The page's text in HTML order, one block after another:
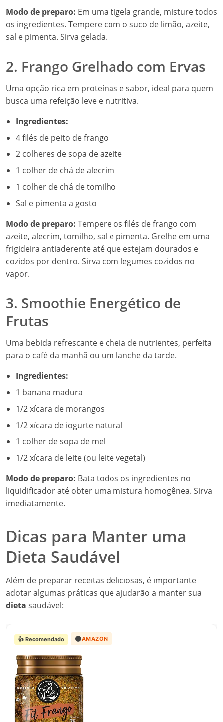
Modo de preparo: Em uma tigela grande, misture todos
os ingredientes. Tempere com o suco de limão, azeite,
sal e pimenta. Sirva gelada.
2. Frango Grelhado com Ervas
Uma opção rica em proteínas e sabor, ideal para quem
busca uma refeição leve e nutritiva.
Ingredientes:
4 filés de peito de frango
2 colheres de sopa de azeite
1 colher de chá de alecrim
1 colher de chá de tomilho
Sal e pimenta a gosto
Modo de preparo: Tempere os filés de frango com
azeite, alecrim, tomilho, sal e pimenta. Grelhe em uma
frigideira antiaderente até que estejam dourados e
cozidos por dentro. Sirva com legumes cozidos no
vapor.
3. Smoothie Energético de
Frutas
Uma bebida refrescante e cheia de nutrientes, perfeita
para o café da manhã ou um lanche da tarde.
Ingredientes:
1 banana madura
1/2 xícara de morangos
1/2 xícara de iogurte natural
1 colher de sopa de mel
1/2 xícara de leite (ou leite vegetal)
Modo de preparo: Bata todos os ingredientes no
liquidificador até obter uma mistura homogênea. Sirva
imediatamente.
Dicas para Manter uma
Dieta Saudável
Além de preparar receitas deliciosas, é importante
adotar algumas práticas que ajudarão a manter sua
dieta saudável:
👍 Recomendado 🟠AMAZON